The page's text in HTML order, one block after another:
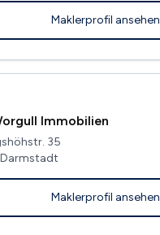
Maklerprofil ansehen
Immobilien
35
Maklerprofil ansehen